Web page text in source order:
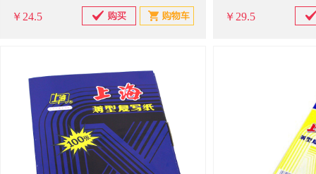
￥24.5 ￥29.5